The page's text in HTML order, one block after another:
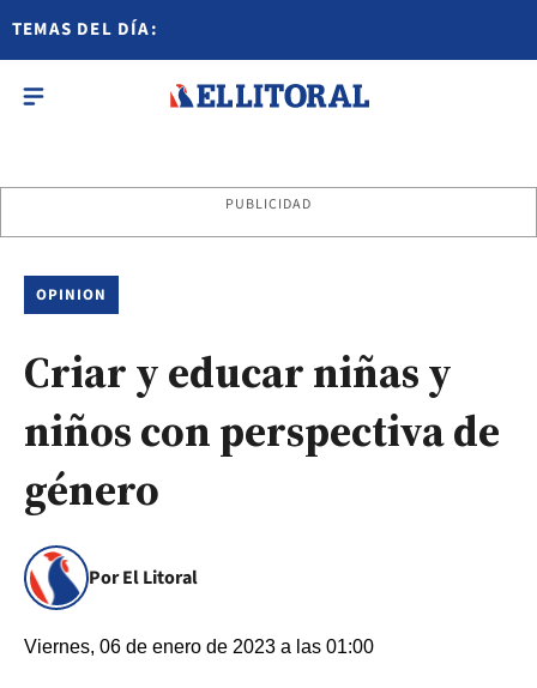
TEMAS DEL DÍA:
PUBLICIDAD
OPINION
Criar y educar niñas y
niños con perspectiva de
género
Por El Litoral
Viernes, 06 de enero de 2023 a las 01:00